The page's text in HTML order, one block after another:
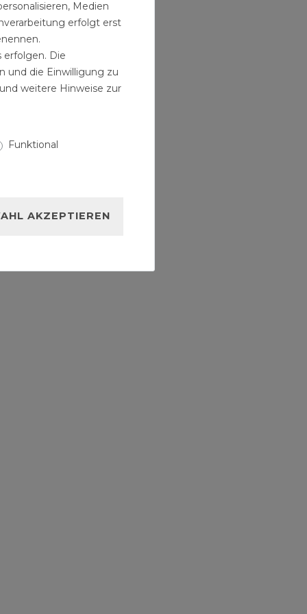
Medien
erfolgt erst
Die
und die Einwilligung zu
und weitere Hinweise zur
Funktional
AKZEPTIEREN